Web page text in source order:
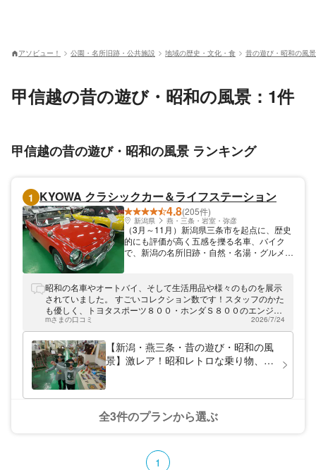
アソビュー！ 公園・名所旧跡・公共施設 地域の歴史・文化・食 昔の遊び・昭和の風景
甲信越の昔の遊び・昭和の風景：1件
甲信越の昔の遊び・昭和の風景 ランキング
1 KYOWA クラシックカー＆ライフステーション
4.8(205件)
新潟県 燕・三条・岩室・弥彦
（3月～11月）新潟県三条市を起点に、歴史
的にも評価が高く五感を擽る名車、バイク
で、新潟の名所旧跡・自然・名湯・グルメ名
～2月）埼玉県春日部市を起点に透き通った
冬晴れの中で快走が楽しめます。
昭和の名車やオートバイ、そして生活用品や様々のものを展示
されていました。 すごいコレクション数です！スタッフのかた
も優しく、トヨタスポーツ８００・ホンダＳ８００のエンジン
をかけてもらい、運転席に座り空吹かしさせてもらいました。
また、暑い時でしたので、冷たいお茶もいただきました。 コレ
クションを置いている所は広いスペースで、冷房がほとんど効
かない状態なので、少し涼しくなった頃に行くのがベストかと
思います。
mさまの口コミ 2026/7/24
【新潟・燕三条・昔の遊び・昭和の風
景】激レア！昭和レトロな乗り物、家
全3件のプランから選ぶ
1